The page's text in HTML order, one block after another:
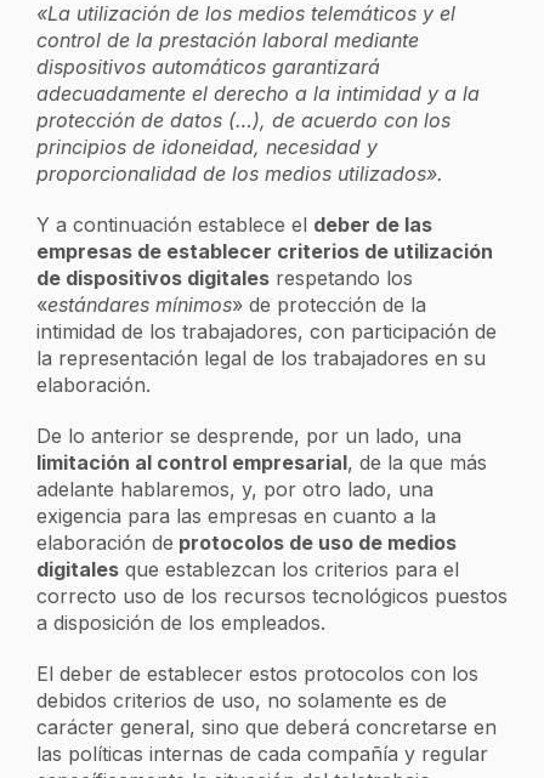
«La utilización de los medios telemáticos y el
control de la prestación laboral mediante
dispositivos automáticos garantizará
adecuadamente el derecho a la intimidad y a la
protección de datos (…), de acuerdo con los
principios de idoneidad, necesidad y
proporcionalidad de los medios utilizados».
Y a continuación establece el deber de las
empresas de establecer criterios de utilización
de dispositivos digitales respetando los
«estándares mínimos» de protección de la
intimidad de los trabajadores, con participación de
la representación legal de los trabajadores en su
elaboración.
De lo anterior se desprende, por un lado, una
limitación al control empresarial, de la que más
adelante hablaremos, y, por otro lado, una
exigencia para las empresas en cuanto a la
elaboración de protocolos de uso de medios
digitales que establezcan los criterios para el
correcto uso de los recursos tecnológicos puestos
a disposición de los empleados.
El deber de establecer estos protocolos con los
debidos criterios de uso, no solamente es de
carácter general, sino que deberá concretarse en
las políticas internas de cada compañía y regular